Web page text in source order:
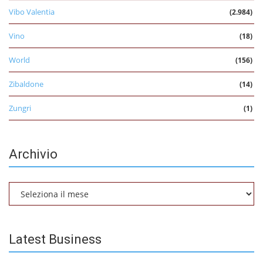
Vibo Valentia (2.984)
Vino (18)
World (156)
Zibaldone (14)
Zungri (1)
Archivio
Latest Business